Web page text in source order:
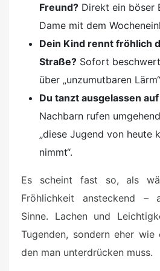
Freund? Direkt ein böser
Dame mit dem
Dein Kind rennt fröhlich
Straße? Sofort
über „unzumutbaren
Du tanzt ausgelassen
Nachbarn rufen
„diese Jugend von heute
nimmt“.
Es scheint fast so, als
Fröhlichkeit ansteckend –
Sinne. Lachen und
Tugenden, sondern eher wie
den man unterdrücken muss.